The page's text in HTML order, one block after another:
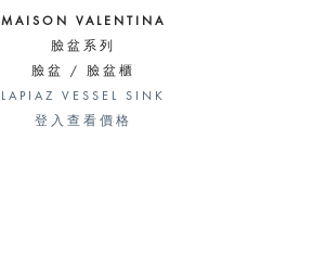
MAISON VALENTINA
臉盆系列
臉盆 / 臉盆櫃
LAPIAZ VESSEL SINK
登入查看價格